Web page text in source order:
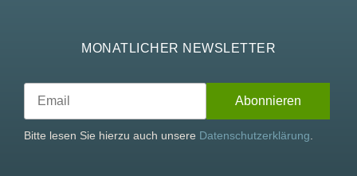
MONATLICHER NEWSLETTER
Bitte lesen Sie hierzu auch unsere Datenschutzerklärung